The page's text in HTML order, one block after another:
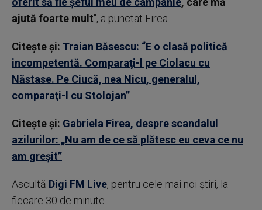
ajută foarte mult", a punctat Firea.
Citește și: Traian Băsescu: “E o clasă politică
incompetentă. Comparaţi-l pe Ciolacu cu
Năstase. Pe Ciucă, nea Nicu, generalul,
comparaţi-l cu Stolojan”
Citește și: Gabriela Firea, despre scandalul
azilurilor: „Nu am de ce să plătesc eu ceva ce nu
am greşit”
Ascultă Digi FM Live, pentru cele mai noi știri, la
fiecare 30 de minute.